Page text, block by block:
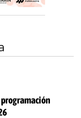
programación